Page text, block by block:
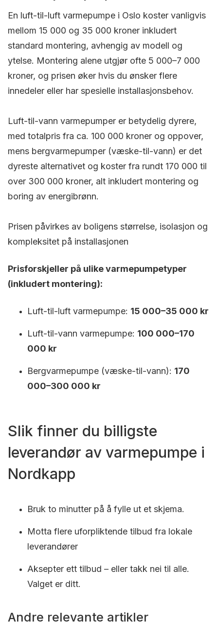
En luft-til-luft varmepumpe i Oslo koster vanligvis
mellom 15 000 og 35 000 kroner inkludert
standard montering, avhengig av modell og
ytelse. Montering alene utgjør ofte 5 000–7 000
kroner, og prisen øker hvis du ønsker flere
innedeler eller har spesielle installasjonsbehov.
Luft-til-vann varmepumper er betydelig dyrere,
med totalpris fra ca. 100 000 kroner og oppover,
mens bergvarmepumper (væske-til-vann) er det
dyreste alternativet og koster fra rundt 170 000 til
over 300 000 kroner, alt inkludert montering og
boring av energibrønn.
Prisen påvirkes av boligens størrelse, isolasjon og
kompleksitet på installasjonen
Prisforskjeller på ulike varmepumpetyper
(inkludert montering):
Luft-til-luft varmepumpe: 15 000–35 000 kr
Luft-til-vann varmepumpe: 100 000–170
000 kr
Bergvarmepumpe (væske-til-vann): 170
000–300 000 kr
Slik finner du billigste
leverandør av varmepumpe i
Nordkapp
Bruk to minutter på å fylle ut et skjema.
Motta flere uforpliktende tilbud fra lokale
leverandører
Aksepter ett tilbud – eller takk nei til alle.
Valget er ditt.
Andre relevante artikler